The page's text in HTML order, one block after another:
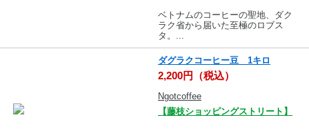
ベトナムのコーヒーの聖地、ダク
ラク省から届いた至極のロブス
タ。...
ダグラクコーヒー豆 1キロ
2,200円（税込）
Ngotcoffee
【藤枝ショッピングストリート】